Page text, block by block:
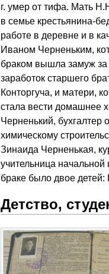
г. умер от тифа. Мать
в семье крестьянина-
работе в деревне и в
Иваном Черненьким,
браком вышла замуж
заработок старшего
Конторгуча, и матери,
стала вести домашнее
Черненький, бухгалтер
химическому
Зинаида Черненькая,
учительница
браке было двое детей:
Детство,